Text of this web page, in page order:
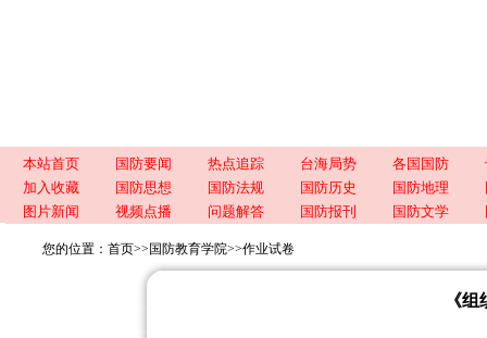
本站首页 国防要闻 热点追踪 台海局势 各国国防
加入收藏
国防思想 国防法规 国防历史 国防地理
图片新闻
视频点播 问题解答 国防报刊 国防文学
您的位置： 首页>> 国防教育学院>>作业试卷
《